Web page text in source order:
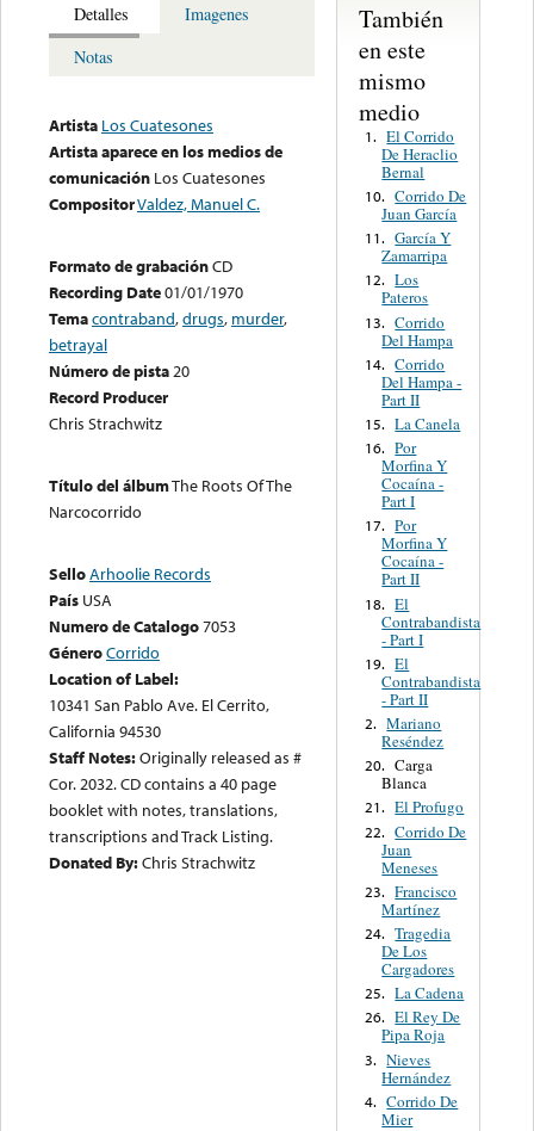
Detalles
Imagenes
Notas
Artista Los Cuatesones
Artista aparece en los medios de
comunicación Los Cuatesones
CompositorValdez, Manuel C.
Formato de grabaciónCD
Recording Date01/01/1970
Temacontraband,drugs, murder,
betrayal
Número de pista20
Record Producer
Chris Strachwitz
Título del álbumThe Roots Of The
Narcocorrido
SelloArhoolie Records
País USA
Numero de Catalogo7053
GéneroCorrido
Location of Label:
10341 San Pablo Ave. El Cerrito,
California 94530
Staff Notes:Originally released as #
Cor. 2032. CD contains a 40 page
booklet with notes, translations,
transcriptions and Track Listing.
Donated By:Chris Strachwitz
También
en este
mismo
medio
1. El Corrido
De Heraclio
Bernal
10. Corrido De
Juan García
11. García Y
Zamarripa
12. Los
Pateros
13. Corrido
Del Hampa
14. Corrido
Del Hampa -
Part II
15. La Canela
16. Por
Morfina Y
Cocaína -
Part I
17. Por
Morfina Y
Cocaína -
Part II
18. El
Contrabandista
- Part I
19. El
Contrabandista
- Part II
2. Mariano
Reséndez
20. Carga
Blanca
21. El Profugo
22. Corrido De
Juan
Meneses
23. Francisco
Martínez
24. Tragedia
De Los
Cargadores
25. La Cadena
26. El Rey De
Pipa Roja
3. Nieves
Hernández
4. Corrido De
Mier